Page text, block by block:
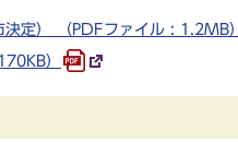
定） （PDFファイル : 1.2MB）
）